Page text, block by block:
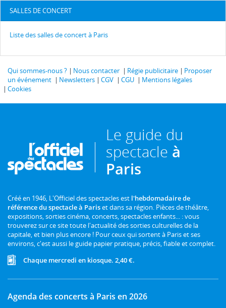
SALLES DE CONCERT
Liste des salles de concert à Paris
Qui sommes-nous ? Nous contacter Régie publicitaire
Proposer
un événement
Newsletters CGV CGU
Mentions légales
Cookies
Le guide du
spectacle à
Paris
Créé en 1946, L'Officiel des spectacles est l'hebdomadaire de
référence du spectacle à Pariset dans sa région. Pièces de théâtre,
expositions, sorties cinéma, concerts, spectacles enfants... : vous
trouverez sur ce site toute l'actualité des sorties culturelles de la
capitale, et bien plus encore ! Pour ceux qui sortent à Paris et ses
environs, c'est aussi le guide papier pratique, précis, fiable et complet.
Chaque mercredi en kiosque. 2,40 €.
Agenda des concerts à Paris en 2026